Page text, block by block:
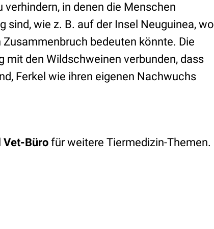
in denen die Menschen
sind, wie z. B. auf der Insel Neuguinea, wo
bedeuten könnte. Die
mit den Wildschweinen verbunden, dass
Ferkel wie ihren eigenen Nachwuchs
Vet-Büro für weitere Tiermedizin-Themen.